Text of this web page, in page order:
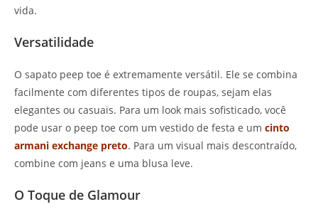
vida.
Versatilidade
O sapato peep toe é extremamente versátil. Ele se combina
facilmente com diferentes tipos de roupas, sejam elas
elegantes ou casuais. Para um look mais sofisticado, você
pode usar o peep toe com um vestido de festa e um cinto
armani exchange preto. Para um visual mais descontraído,
combine com jeans e uma blusa leve.
O Toque de Glamour